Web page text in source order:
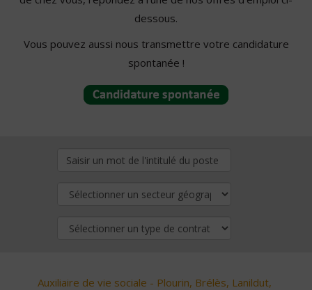
dessous.
Vous pouvez aussi nous transmettre votre candidature
spontanée !
Auxiliaire de vie sociale - Plourin, Brélès, Lanildut,